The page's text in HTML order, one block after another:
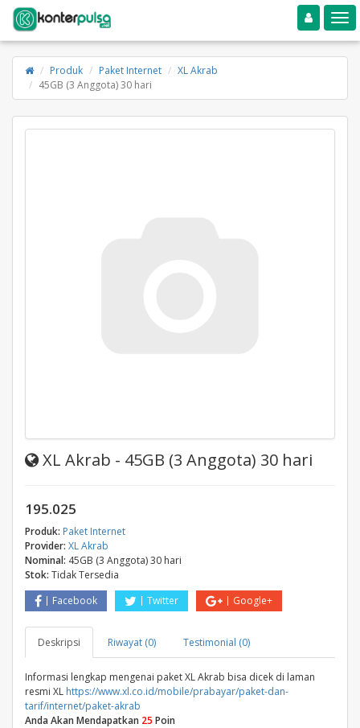
Toggle navigation
Produk Paket Internet
XL Akrab
45GB (3 Anggota) 30 hari
XL Akrab - 45GB (3 Anggota) 30 hari
195.025
Produk: Paket Internet
Provider: XL Akrab
Nominal: 45GB (3 Anggota) 30 hari
Stok: Tidak Tersedia
Facebook
Twitter Google+
Deskripsi Riwayat (0) Testimonial (0)
Informasi lengkap mengenai paket XL Akrab bisa dicek di laman
resmi XL https://www.xl.co.id/mobile/prabayar/paket-dan-
tarif/internet/paket-akrab
Anda Akan Mendapatkan 25 Poin